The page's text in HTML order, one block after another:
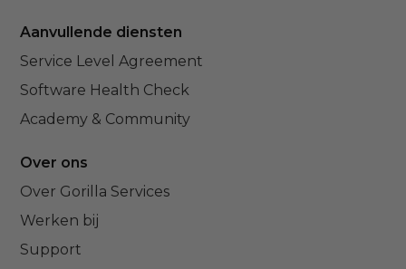
Aanvullende diensten
Service Level Agreement
Software Health Check
Academy & Community
Over ons
Over Gorilla Services
Werken bij
Support